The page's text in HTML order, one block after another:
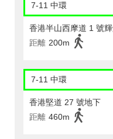
7-11 中環
香港半山西摩道 1 號
距離 200m
7-11 中環
香港堅道 27 號地下
距離 460m